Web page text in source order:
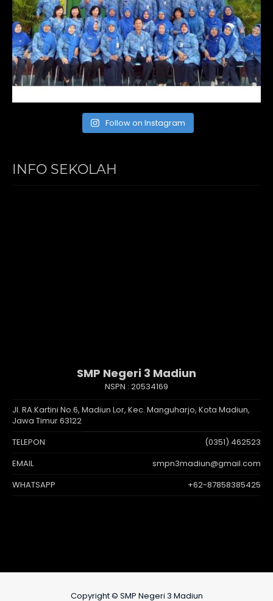
Follow on Instagram
INFO SEKOLAH
SMP Negeri 3 Madiun
NSPN : 20534169
Jl. RA.Kartini No.6, Madiun Lor, Kec. Manguharjo, Kota Madiun,
Jawa Timur 63122
TELEPON
(0351) 462523
EMAIL
smpn3madiun@gmail.com
WHATSAPP
+62-87858385425
Copyright © SMP Negeri 3 Madiun